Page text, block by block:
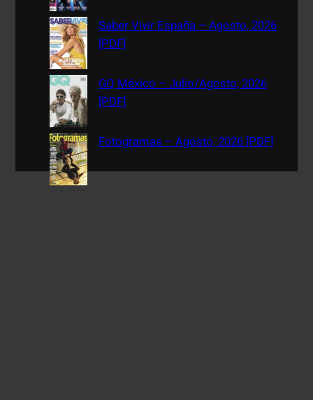
Saber Vivir España – Agosto, 2026
[PDF]
GQ México – Julio/Agosto, 2026
[PDF]
Fotogramas – Agosto, 2026 [PDF]